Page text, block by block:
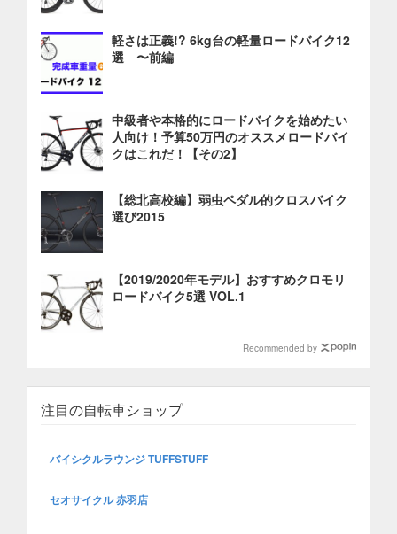
軽さは正義!? 6kg台の軽量ロードバイク12
選 〜前編
中級者や本格的にロードバイクを始めたい
人向け！予算50万円のオススメロードバイ
クはこれだ！【その2】
【総北高校編】弱虫ペダル的クロスバイク
選び2015
【2019/2020年モデル】おすすめクロモリ
ロードバイク5選 VOL.1
Recommended by
注目の自転車ショップ
バイシクルラウンジ TUFFSTUFF
セオサイクル 赤羽店